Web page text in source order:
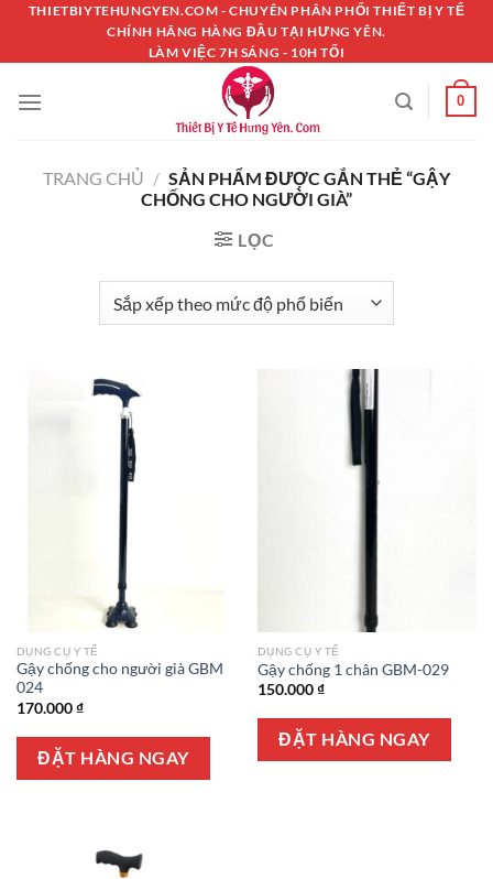
Chuyển
nội
dung
THIETBIYTEHUNGYEN.COM - CHUYÊN PHÂN PHỐI THIẾT BỊ Y TẾ
CHÍNH HÃNG HÀNG ĐẦU TẠI HƯNG YÊN.
LÀM VIỆC 7H SÁNG - 10H TỐI
0
TRANG CHỦ / SẢN PHẨM ĐƯỢC GẮN THẺ “GẬY
CHỐNG CHO NGƯỜI GIÀ”
LỌC
DỤNG CỤ Y TẾ
Gậy chống cho người già GBM
024
170.000₫
ĐẶT HÀNG NGAY
DỤNG CỤ Y TẾ
Gậy chống 1 chân GBM-029
150.000₫
ĐẶT HÀNG NGAY